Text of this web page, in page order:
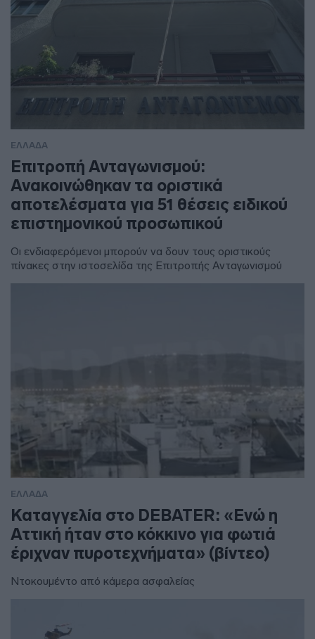
ΕΛΛΑΔΑ
Επιτροπή Ανταγωνισμού:
Ανακοινώθηκαν τα οριστικά
αποτελέσματα για 51 θέσεις ειδικού
επιστημονικού προσωπικού
Οι ενδιαφερόμενοι μπορούν να δουν τους οριστικούς
πίνακες στην ιστοσελίδα της Επιτροπής Ανταγωνισμού
ΕΛΛΑΔΑ
Καταγγελία στο DEBATER: «Ενώ η
Αττική ήταν στο κόκκινο για φωτιά
έριχναν πυροτεχνήματα» (βίντεο)
Ντοκουμέντο από κάμερα ασφαλείας